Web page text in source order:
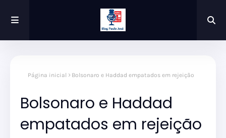
Página inicial Bolsonaro e Haddad empatados em rejeição
Bolsonaro e Haddad
empatados em rejeição